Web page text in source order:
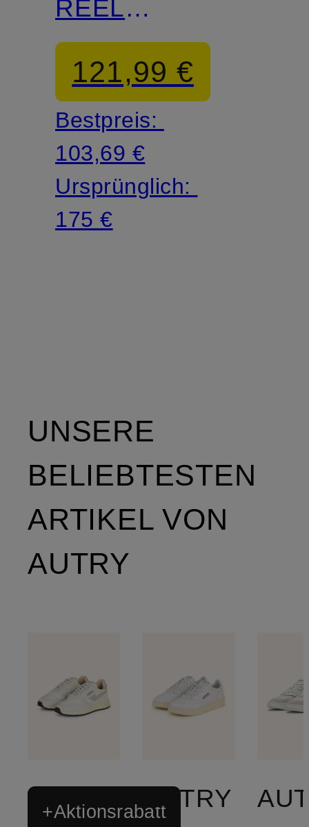
REELWIND
LOW
NC121,99 €
Bestpreis:
103,69 €
Ursprünglich:
175 €
UNSERE
BELIEBTESTEN
ARTIKEL VON
AUTRY
+AktionsrabattAUTRY